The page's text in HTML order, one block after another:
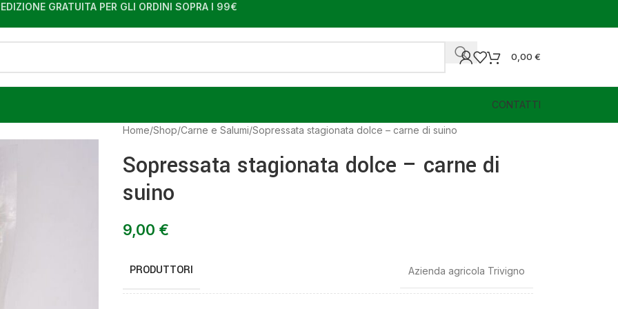
GRATUITA PER GLI ORDINI SOPRA I 99€
0,00 €
CONTATTI
Home Shop Carne e Salumi Sopressata stagionata dolce – carne di suino
Sopressata stagionata dolce – carne di
suino
9,00 €
PRODUTTORI Azienda agricola Trivigno